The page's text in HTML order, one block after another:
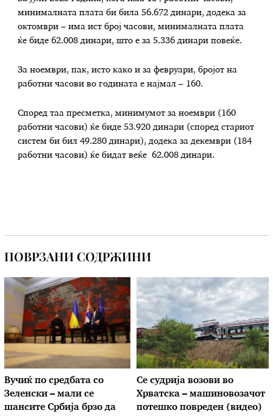
минималната плата би била 56.672 динари, додека за
октомври – има ист број часови, минималната плата
ќе биде 62.008 динари, што е за 5.336 динари повеќе.
За ноември, пак, исто како и за февруари, бројот на
работни часови во годината е најмал – 160.
Според таа пресметка, минимумот за ноември (160
работни часови) ќе биде 53.920 динари (според стариот
систем би бил 49.280 динари), додека за декември (184
работни часови) ќе бидат веќе 62.008 динари.
ПОВРЗАНИ СОДРЖИНИ
Вучиќ по средбата со
Зеленски – мали се
шансите Србија брзо да
Се судрија возови во
Хрватска – машиновозачот
потешко повреден (видео)